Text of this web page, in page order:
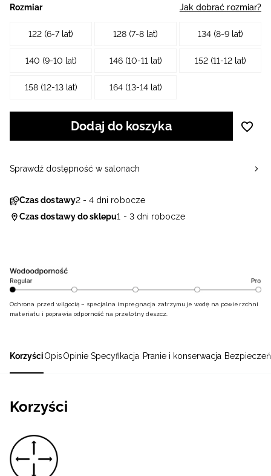
KorzyściOpisOpinie Specyfikacja Pranie i konserwacja
Korzyści
Rozmiar Jak dobrać rozmiar?
122 (6-7 lat) 128 (7-8 lat) 134 (8-9 lat)
140 (9-10 lat) 146 (10-11 lat) 152 (11-12 lat)
158 (12-13 lat) 164 (13-14 lat)
Dodaj do koszyka
Czas dostawy2 - 4 dni robocze
Czas dostawy do sklepu1 - 3 dni robocze
Sprawdź dostępność w salonach
Ochrona przed wilgocią – specjalna impregnacja zatrzymuje wodę na powierzchni
materiału i poprawia odporność na przelotny deszcz.